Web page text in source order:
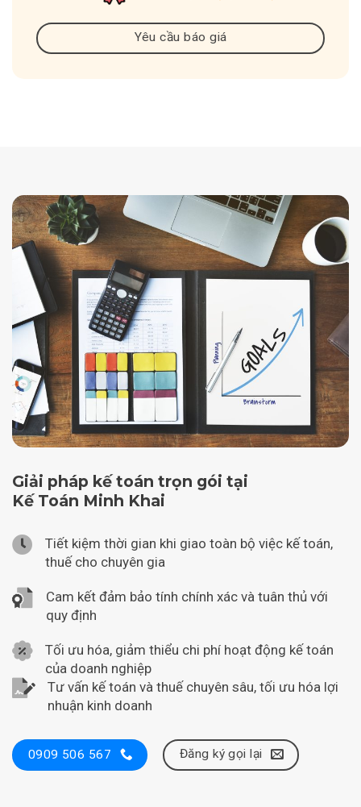
Yêu cầu báo giá
Giải pháp kế toán trọn gói tại
Kế Toán Minh Khai
Tiết kiệm thời gian khi giao toàn bộ việc kế toán,
thuế cho chuyên gia
Cam kết đảm bảo tính chính xác và tuân thủ với
quy định
Tối ưu hóa, giảm thiểu chi phí hoạt động kế toán
của doanh nghiệp
Tư vấn kế toán và thuế chuyên sâu, tối ưu hóa lợi
nhuận kinh doanh
0909 506 567 Đăng ký gọi lại